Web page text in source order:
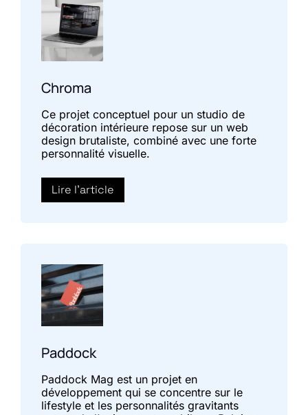
Chroma
Ce projet conceptuel pour un studio de
décoration intérieure repose sur un web
design brutaliste, combiné avec une forte
personnalité visuelle.
Lire l'article
Paddock
Paddock Mag est un projet en
développement qui se concentre sur le
lifestyle et les personnalités gravitants